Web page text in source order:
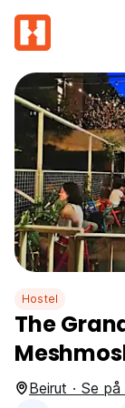
Hostel
The
Beirut · Se